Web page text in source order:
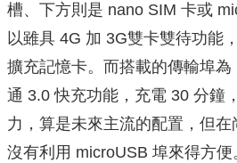
槽、下方則是 nano SIM 卡或
以雖具 4G 加 3G雙卡雙待功能
擴充記憶卡。而搭載的傳輸埠
通 3.0 快充功能，充電 30 分鐘
力，算是未來主流的配置，但
沒有利用 microUSB 埠來得方便